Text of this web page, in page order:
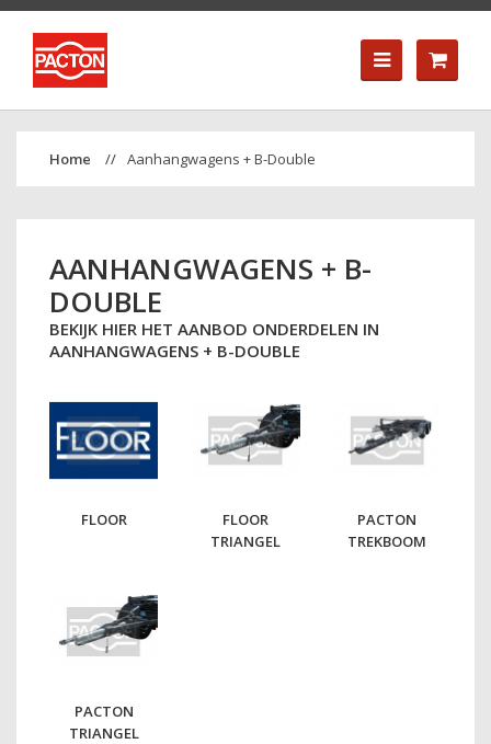
Aanhangwagens + B-Double
AANHANGWAGENS + B-
DOUBLE
BEKIJK HIER HET AANBOD ONDERDELEN IN
AANHANGWAGENS + B-DOUBLE
FLOOR
FLOOR
TRIANGEL
PACTON
TREKBOOM
PACTON
TRIANGEL